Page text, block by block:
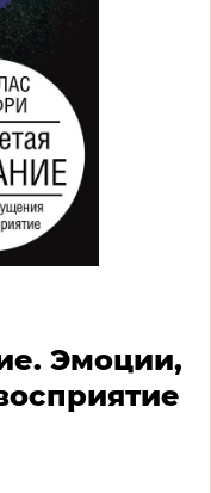
Эмоции,